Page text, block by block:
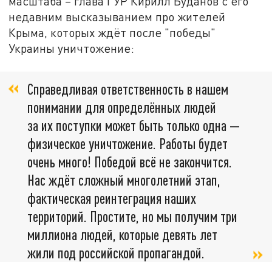
недавним высказыванием про жителей
Крыма, которых ждёт после "победы"
Украины уничтожение:
Справедливая ответственность в нашем
понимании для определённых людей
за их поступки может быть только одна —
физическое уничтожение. Работы будет
очень много! Победой всё не закончится.
Нас ждёт сложный многолетний этап,
фактическая реинтеграция наших
территорий. Простите, но мы получим три
миллиона людей, которые девять лет
жили под российской пропагандой.